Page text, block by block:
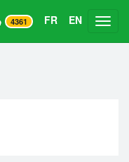
4361 FR EN